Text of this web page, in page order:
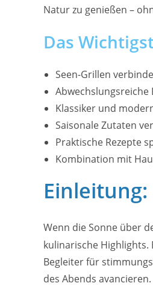
Natur zu genießen –
Das
Seen-Grillen
Klassiker und
Saisonale Zutaten
Praktische Rezepte
Kombination mit
Wenn die Sonne über
kulinarische
Begleiter für
des Abends avancieren.